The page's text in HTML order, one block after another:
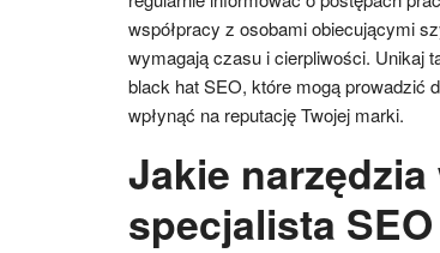
współpracy z osobami obiecującymi
wymagają czasu i cierpliwości. Unikaj
black hat SEO, które mogą prowadzić
wpłynąć na reputację Twojej marki.
Jakie
specjalista